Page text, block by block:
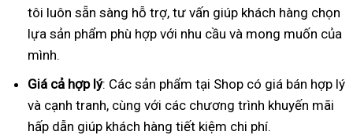
tôi luôn sẵn sàng hỗ trợ, tư vấn giúp khách hàng chọn
lựa sản phẩm phù hợp với nhu cầu và mong muốn của
mình.
Giá cả hợp lý: Các sản phẩm tại Shop có giá bán hợp lý
và cạnh tranh, cùng với các chương trình khuyến mãi
hấp dẫn giúp khách hàng tiết kiệm chi phí.